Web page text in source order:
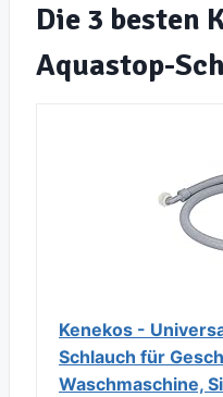
Die 3 besten
Aquastop-
Kenekos -
Schlauch für
Waschmaschine,